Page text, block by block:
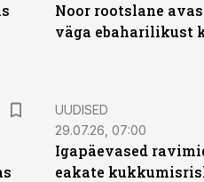
Noor rootslane
väga ebaharilikust
UUDISED
29.07.26, 07:00
Igapäevased
eakate